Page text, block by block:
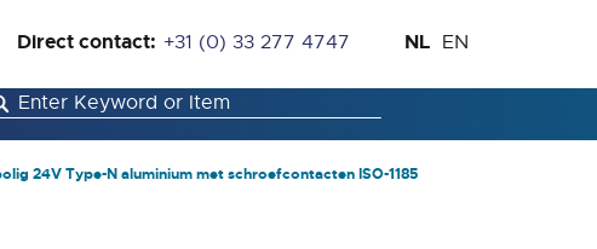
Direct contact: +31 (0) 33 277 4747
de
inhoud
Taal
NL EN
24V Type-N aluminium met schroefcontacten ISO-1185